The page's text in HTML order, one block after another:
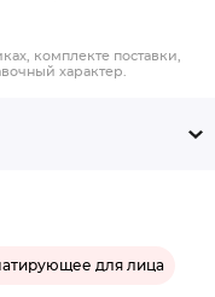
комплекте поставки,
характер.
для лица